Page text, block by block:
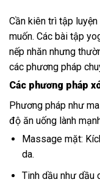
Cần kiên trì tập
muốn. Các bài tập
nếp nhăn nhưng
các phương pháp
Các phương pháp
Phương pháp như
độ ăn uống lành
Massage mặt:
da.
Tinh dầu như dầu